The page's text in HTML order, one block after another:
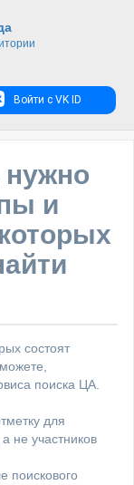
Войти с VK ID
нужно
и
состоят
поиска ЦА.
для
не участников
поискового